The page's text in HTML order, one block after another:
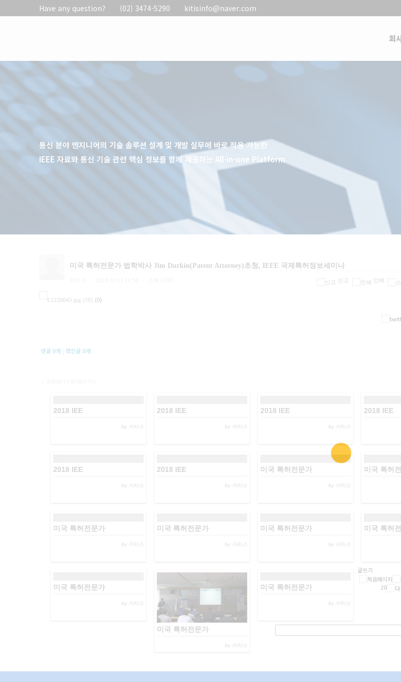
Have any question? (02) 3474-5290 kitisinfo@naver.com
회
통신 분야 엔지니어의 기술 솔루션 설계 및 개발 실무에 바로 적용 가능한
IEEE 자료와 통신 기술 관련 핵심 정보를 함께 제공하는 All-in-one Platform
미국 특허전문가 법학박사 Jim Durkin(Patent Attorney)초청, IEEE 국제특허정보세미나
신고 인쇄
L1220045.jpg (0B) (0)
댓글 0개 엮인글 0개
2018 IEE
by 키티스
2018 IEE
by 키티스
2018 IEE
by 키티스
2018 IEE
2018 IEE
by 키티스
2018 IEE
by 키티스
미국 특허전문가
by 키티스
미국 특허
미국 특허전문가
by 키티스
미국 특허전문가
by 키티스
미국 특허전문가
by 키티스
미국 특허
미국 특허전문가
by 키티스
미국 특허전문가
by 키티스
미국 특허전문가
by 키티스
글쓰기
20